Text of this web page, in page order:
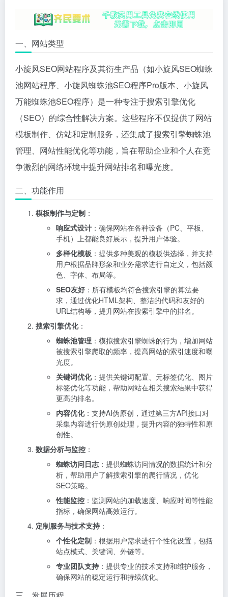
一、网站类型
小旋风SEO网站程序及其衍生产品（如小旋风SEO蜘蛛
池网站程序、小旋风蜘蛛池SEO程序Pro版本、小旋风
万能蜘蛛池SEO程序）是一种专注于搜索引擎优化
（SEO）的综合性解决方案。这些程序不仅提供了网站
模板制作、仿站和定制服务，还集成了搜索引擎蜘蛛池
管理、网站性能优化等功能，旨在帮助企业和个人在竞
争激烈的网络环境中提升网站排名和曝光度。
二、功能作用
模板制作与定制 ：
响应式设计 ：确保网站在各种设备（PC、平板、
手机）上都能良好展示，提升用户体验。
多样化模板 ：提供多种美观的模板供选择，并支持
用户根据品牌形象和业务需求进行自定义，包括颜
色、字体、布局等。
SEO友好 ：所有模板均符合搜索引擎的算法要
求，通过优化HTML架构、整洁的代码和友好的
URL结构等，提升网站在搜索引擎中的排名。
搜索引擎优化：
蜘蛛池管理 ：模拟搜索引擎蜘蛛的行为，增加网站
被搜索引擎爬取的频率，提高网站的索引速度和曝
光度。
关键词优化：提供关键词配置、元标签优化、图片
标签优化等功能，帮助网站在相关搜索结果中获得
更高的排名。
内容优化：支持AI伪原创，通过第三方API接口对
采集内容进行伪原创处理，提升内容的独特性和原
创性。
数据分析与监控 ：
蜘蛛访问日志 ：提供蜘蛛访问情况的数据统计和分
析，帮助用户了解搜索引擎的爬行情况，优化
SEO策略。
性能监控 ：监测网站的加载速度、响应时间等性能
指标，确保网站高效运行。
定制服务与技术支持 ：
个性化定制 ：根据用户需求进行个性化设置，包括
站点模式、关键词、外链等。
专业团队支持 ：提供专业的技术支持和维护服务，
确保网站的稳定运行和持续优化。